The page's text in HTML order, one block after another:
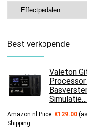
Best verkopende
Valeton
Simulatie…
Amazon.nl Price: €129.00
Shipping.